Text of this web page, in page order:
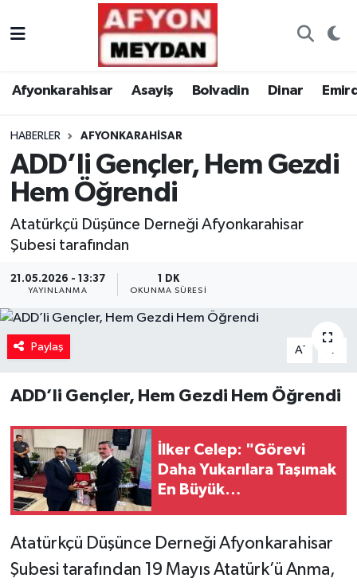
Afyonkarahisar Asayiş Bolvadin Dinar
HABERLER AFYONKARAHISAR
ADD’li Gençler, Hem Gezdi
Hem Öğrendi
Atatürkçü Düşünce Derneği Afyonkarahisar
Şubesi tarafından
21.05.2026 - 13:37
YAYINLANMA
1 DK
OKUNMA SÜRESI
Paylaş A-
ADD’li Gençler, Hem Gezdi Hem Öğrendi
İlker Celep: "Görevi
Daha Yukarılara Taşımak
En Büyük
Atatürkçü Düşünce Derneği Afyonkarahisar
Şubesi tarafından 19 Mayıs Atatürk’ü Anma,
Nöbetçi Eczaneler
Trafik Durumu
Süper Lig Puan Durumu ve Fikstür
Tüm Manşetler